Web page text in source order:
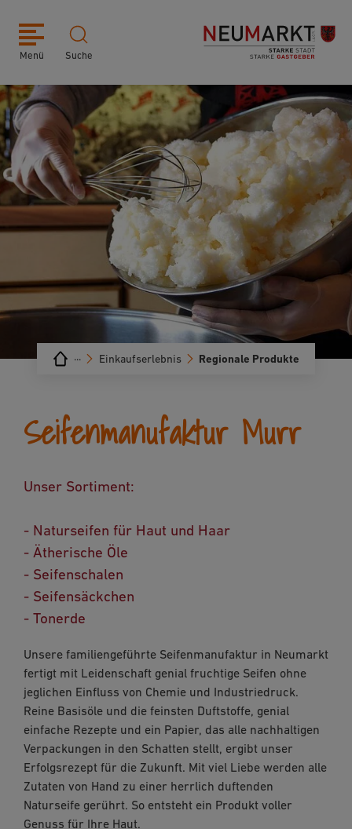
Menü Suche
Regionale Produkte
Einkaufserlebnis
···
Seifenmanufaktur Murr
Unser Sortiment:
- Naturseifen für Haut und Haar
- Ätherische Öle
- Seifenschalen
- Seifensäckchen
- Tonerde
Unsere familiengeführte Seifenmanufaktur in Neumarkt
fertigt mit Leidenschaft genial fruchtige Seifen ohne
jeglichen Einfluss von Chemie und Industriedruck.
Reine Basisöle und die feinsten Duftstoffe, genial
einfache Rezepte und ein Papier, das alle nachhaltigen
Verpackungen in den Schatten stellt, ergibt unser
Erfolgsrezept für die Zukunft. Mit viel Liebe werden alle
Zutaten von Hand zu einer herrlich duftenden
Naturseife gerührt. So entsteht ein Produkt voller
Genuss für Ihre Haut.